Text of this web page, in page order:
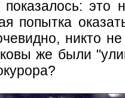
показалось:
попытка
никто
же были